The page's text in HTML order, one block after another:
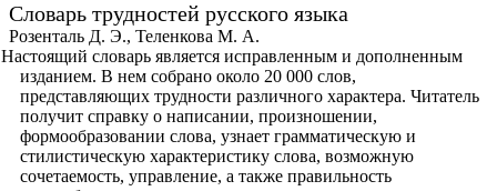
Словарь трудностей русского языка
Розенталь Д. Э., Теленкова М. А.
Настоящий словарь является исправленным и дополненным
изданием. В нем собрано около 20 000 слов,
представляющих трудности различного характера. Читатель
получит справку о написании, произношении,
формообразовании слова, узнает грамматическую и
стилистическую характеристику слова, возможную
сочетаемость, управление, а также правильность